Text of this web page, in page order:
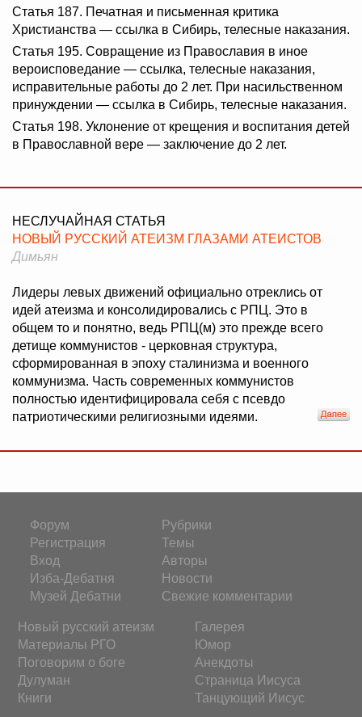
Статья 187. Печатная и письменная критика
Христианства — ссылка в Сибирь, телесные наказания.
Статья 195. Совращение из Православия в иное
вероисповедание — ссылка, телесные наказания,
исправительные работы до 2 лет. При насильственном
принуждении — ссылка в Сибирь, телесные наказания.
Статья 198. Уклонение от крещения и воспитания детей
в Православной вере — заключение до 2 лет.
НЕСЛУЧАЙНАЯ СТАТЬЯ
НОВЫЙ РУССКИЙ АТЕИЗМ ГЛАЗАМИ АТЕИСТОВ
Димьян
Лидеры левых движений официально отреклись от
идей атеизма и консолидировались с РПЦ. Это в
общем то и понятно, ведь РПЦ(м) это прежде всего
детище коммунистов - церковная структура,
сформированная в эпоху сталинизма и военного
коммунизма. Часть современных коммунистов
полностью идентифицировала себя с псевдо
патриотическими религиозными идеями.
Форум
Регистрация
Вход
Изба-Дебатня
Музей Дебатни
Рубрики
Темы
Авторы
Новости
Свежие комментарии
Новый русский атеизм
Материалы РГО
Поговорим о боге
Дулуман
Книги
Галерея
Юмор
Анекдоты
Страница Иисуса
Танцующий Иисус